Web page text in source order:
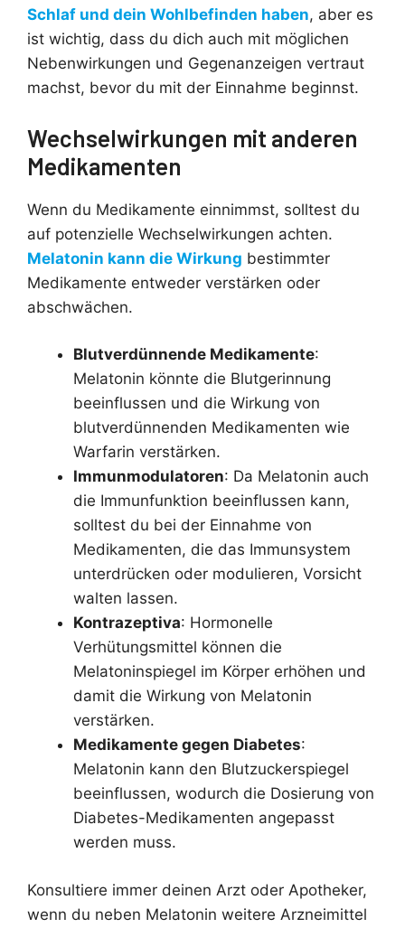
Schlaf und dein Wohlbefinden haben, aber es
ist wichtig, dass du dich auch mit möglichen
Nebenwirkungen und Gegenanzeigen vertraut
machst, bevor du mit der Einnahme beginnst.
Wechselwirkungen mit anderen
Medikamenten
Wenn du Medikamente einnimmst, solltest du
auf potenzielle Wechselwirkungen achten.
Melatonin kann die Wirkung bestimmter
Medikamente entweder verstärken oder
abschwächen.
Blutverdünnende Medikamente:
Melatonin könnte die Blutgerinnung
beeinflussen und die Wirkung von
blutverdünnenden Medikamenten wie
Warfarin verstärken.
Immunmodulatoren: Da Melatonin auch
die Immunfunktion beeinflussen kann,
solltest du bei der Einnahme von
Medikamenten, die das Immunsystem
unterdrücken oder modulieren, Vorsicht
walten lassen.
Kontrazeptiva: Hormonelle
Verhütungsmittel können die
Melatoninspiegel im Körper erhöhen und
damit die Wirkung von Melatonin
verstärken.
Medikamente gegen Diabetes:
Melatonin kann den Blutzuckerspiegel
beeinflussen, wodurch die Dosierung von
Diabetes-Medikamenten angepasst
werden muss.
Konsultiere immer deinen Arzt oder Apotheker,
wenn du neben Melatonin weitere Arzneimittel